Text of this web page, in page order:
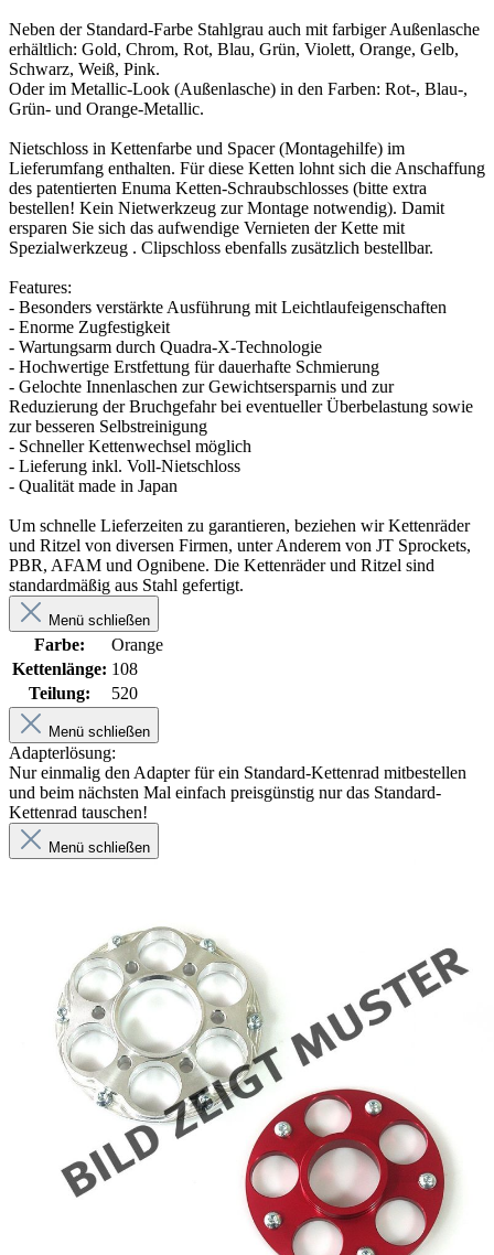
Neben der Standard-Farbe Stahlgrau auch mit farbiger Außenlasche
erhältlich: Gold, Chrom, Rot, Blau, Grün, Violett, Orange, Gelb,
Schwarz, Weiß, Pink.
Oder im Metallic-Look (Außenlasche) in den Farben: Rot-, Blau-,
Grün- und Orange-Metallic.
Nietschloss in Kettenfarbe und Spacer (Montagehilfe) im
Lieferumfang enthalten. Für diese Ketten lohnt sich die Anschaffung
des patentierten Enuma Ketten-Schraubschlosses (bitte extra
bestellen! Kein Nietwerkzeug zur Montage notwendig). Damit
ersparen Sie sich das aufwendige Vernieten der Kette mit
Spezialwerkzeug . Clipschloss ebenfalls zusätzlich bestellbar.
Features:
- Besonders verstärkte Ausführung mit Leichtlaufeigenschaften
- Enorme Zugfestigkeit
- Wartungsarm durch Quadra-X-Technologie
- Hochwertige Erstfettung für dauerhafte Schmierung
- Gelochte Innenlaschen zur Gewichtsersparnis und zur
Reduzierung der Bruchgefahr bei eventueller Überbelastung sowie
zur besseren Selbstreinigung
- Schneller Kettenwechsel möglich
- Lieferung inkl. Voll-Nietschloss
- Qualität made in Japan
Um schnelle Lieferzeiten zu garantieren, beziehen wir Kettenräder
und Ritzel von diversen Firmen, unter Anderem von JT Sprockets,
PBR, AFAM und Ognibene. Die Kettenräder und Ritzel sind
standardmäßig aus Stahl gefertigt.
Menü schließen
Farbe:
Orange
Kettenlänge: 108
Teilung:
520
Menü schließen
Adapterlösung:
Nur einmalig den Adapter für ein Standard-Kettenrad mitbestellen
und beim nächsten Mal einfach preisgünstig nur das Standard-
Kettenrad tauschen!
Menü schließen